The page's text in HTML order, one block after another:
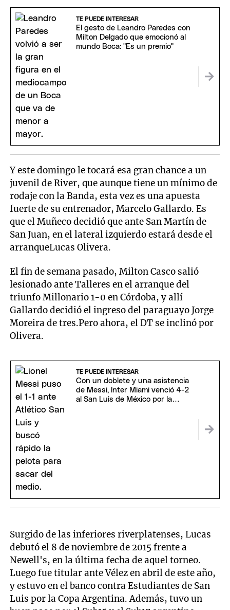
TE PUEDE INTERESAR
El gesto de Leandro Paredes con
Milton Delgado que emocionó al
mundo Boca: "Es un premio"
Y este domingo le tocará esa gran chance a un
juvenil de River, que aunque tiene un mínimo de
rodaje con la Banda, esta vez es una apuesta
fuerte de su entrenador, Marcelo Gallardo. Es
que el Muñeco decidió que ante San Martín de
San Juan, en el lateral izquierdo estará desde el
arranqueLucas Olivera.
El fin de semana pasado, Milton Casco salió
lesionado ante Talleres en el arranque del
triunfo Millonario 1-0 en Córdoba, y allí
Gallardo decidió el ingreso del paraguayo Jorge
Moreira de tres.Pero ahora, el DT se inclinó por
Olivera.
TE PUEDE INTERESAR
Con un doblete y una asistencia
de Messi, Inter Miami venció 4-2
al San Luis de México por la
Surgido de las inferiores riverplatenses, Lucas
debutó el 8 de noviembre de 2015 frente a
Newell's, en la última fecha de aquel torneo.
Luego fue titular ante Vélez en abril de este año,
y estuvo en el banco contra Estudiantes de San
Luis por la Copa Argentina. Además, tuvo un